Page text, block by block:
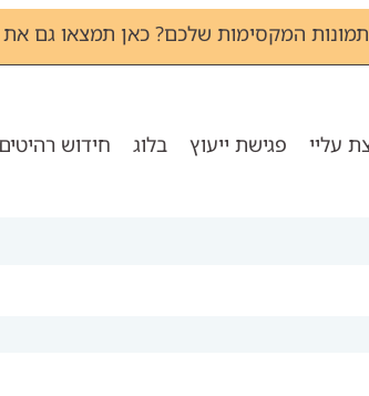
המקסימות שלכם? כאן תמצאו גם
עליי פגישת ייעוץ בלוג חידוש רהיטים